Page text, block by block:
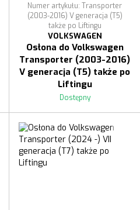
Numer artykułu: Transporter
(2003-2016) V generacja (T5)
także po Liftingu
VOLKSWAGEN
Osłona do Volkswagen
Transporter (2003-2016)
V generacja (T5) także po
Liftingu
Dostępny